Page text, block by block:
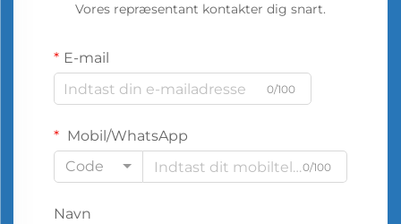
Vores repræsentant kontakter dig snart.
E-mail
0/100
Mobil/WhatsApp
Code
0/100
Navn